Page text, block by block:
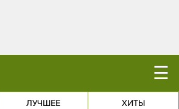
☰
ЛУЧШЕЕ ХИТЫ